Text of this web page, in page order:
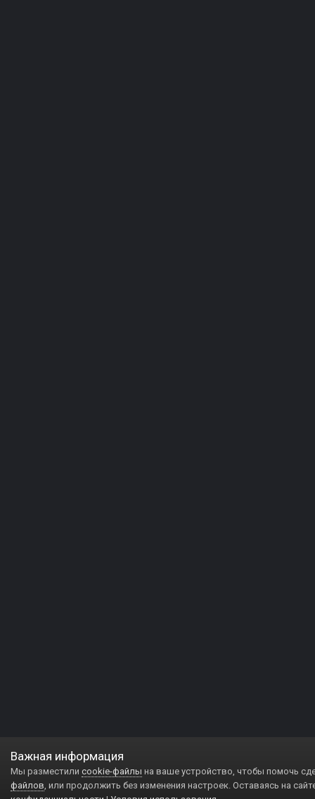
Важная информация
Мы разместили cookie-файлы на ваше устройство, чтобы помочь
файлов, или продолжить без изменения настроек. Оставаясь на